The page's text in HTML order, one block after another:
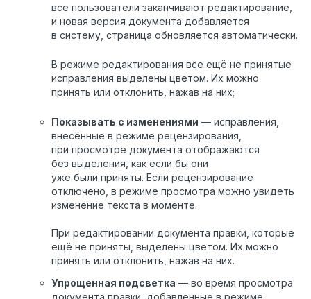
все пользователи заканчивают редактирование,
и новая версия документа добавляется
в систему, страница обновляется автоматически.
В режиме редактирования все ещё не принятые
исправления выделены цветом. Их можно
принять или отклонить, нажав на них;
Показывать с изменениями — исправления,
внесённые в режиме рецензирования,
при просмотре документа отображаются
без выделения, как если бы они
уже были приняты. Если рецензирование
отключено, в режиме просмотра можно увидеть
изменение текста в моменте.
При редактировании документа правки, которые
ещё не приняты, выделены цветом. Их можно
принять или отклонить, нажав на них.
Упрощенная подсветка — во время просмотра
документа правки, добавленные в режиме